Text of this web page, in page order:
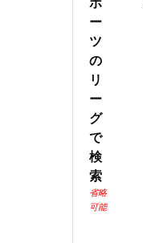
ー
ツ
の
リ
ー
グ
で
検
索
省略
可能